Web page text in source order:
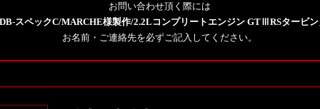
お問い合わせ頂く際には
スペックC/MARCHE様製作/2.2Lコンプリートエンジン GTⅢRSタービ
お名前・ご連絡先を必ずご記入してください。